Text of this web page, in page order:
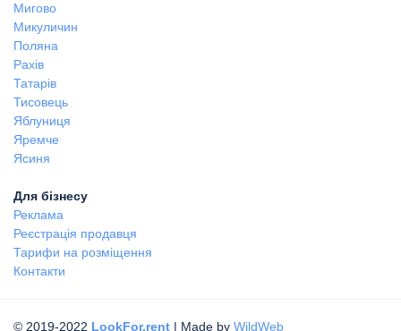
Мигово
Микуличин
Поляна
Рахів
Татарів
Тисовець
Яблуниця
Яремче
Ясиня
Для бізнесу
Реклама
Реєстрація продавця
Тарифи на розміщення
Контакти
© 2019-2022 LookFor.rent | Made by WildWeb